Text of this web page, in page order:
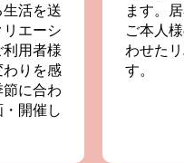
活を送
エーシ
利用者様
わりを感
節に合わ
開催し
ます。
ご本人
わせた
す。